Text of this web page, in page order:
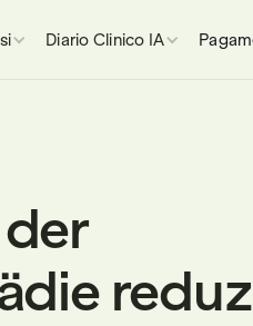
Diario Clinico IA